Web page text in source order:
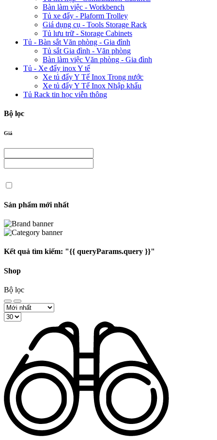
Bàn làm việc - Workbench
Tủ xe đẩy - Plaform Trolley
Giá dụng cụ - Tools Storage Rack
Tủ lưu trữ - Storage Cabinets
Tủ - Bàn sắt Văn phòng - Gia đình
Tủ sắt Gia đình - Văn phòng
Bàn làm việc Văn phòng - Gia đình
Tủ - Xe đẩy inox Y tế
Xe tủ đẩy Y Tế Inox Trong nước
Xe tủ đẩy Y Tế Inox Nhập khẩu
Tủ Rack tin học viễn thông
Bộ lọc
Giá
Sản phẩm mới nhất
Kết quả tìm kiếm: "{{ queryParams.query }}"
Shop
Bộ lọc